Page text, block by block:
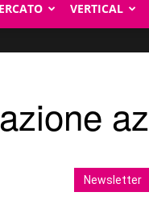
VERTICAL
Newsletter